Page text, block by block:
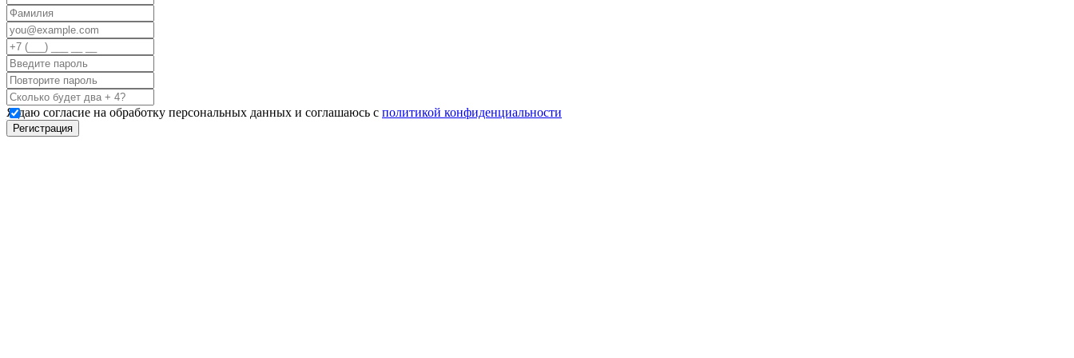
Я даю согласие на обработку персональных данных и соглашаюсь с политикой конфиденциальности
Регистрация